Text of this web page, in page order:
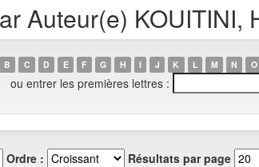
Auteur(e) KOUITINI,
B C D E F G H I J K L M N O
ou entrer les premières lettres :
Ordre : Résultats par page